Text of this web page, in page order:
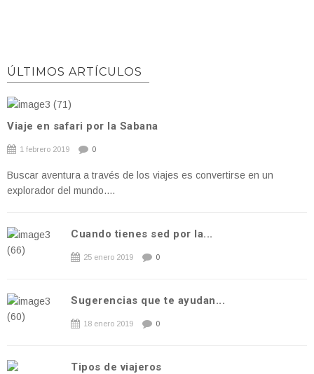
ÚLTIMOS ARTÍCULOS
Viaje en safari por la Sabana
1 febrero 2019 0
Buscar aventura a través de los viajes es convertirse en un
explorador del mundo....
Cuando tienes sed por la...
25 enero 2019 0
Sugerencias que te ayudan...
18 enero 2019 0
Tipos de viajeros